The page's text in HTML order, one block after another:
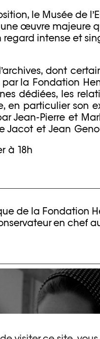
le Musée de
œuvre majeure
intense et
dont
la Fondation
dédiées, les
en particulier son
Jean-Pierre et
Jacot et Jean
à 18h
de la Fondation
en chef